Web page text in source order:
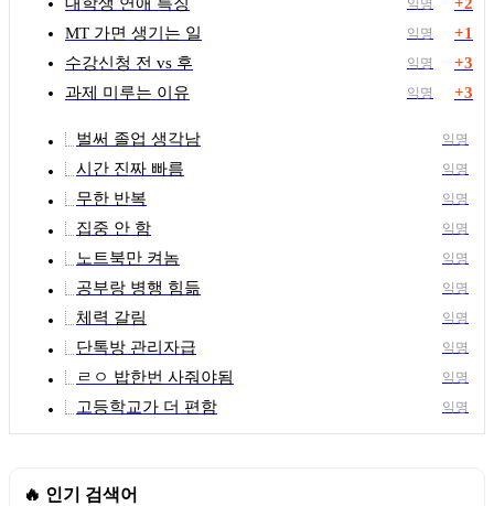
익명
MT 가면 생기는 일
익명
+1
수강신청 전 vs 후
익명
+3
과제 미루는 이유
익명 +3
벌써 졸업 생각남 익명
시간 진짜 빠름 익명
무한 반복 익명
집중 안 함 익명
노트북만 켜놈 익명
공부랑 병행 힘듦 익명
체력 갈림 익명
단톡방 관리자급 익명
ㄹㅇ 밥한번 사줘야됨 익명
고등학교가 더 편함 익명
🔥 인기 검색어
비타민미 ▲ 4
3. 반려동물